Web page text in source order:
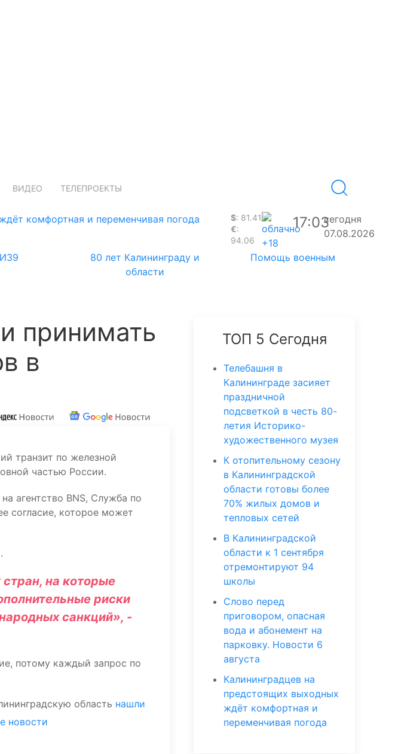
ВИДЕО ТЕЛЕПРОЕКТЫ
комфортная и переменчивая погода $: 81.41
€:
94.06
+18
17:03сегодня
07.08.2026
80 лет Калининграду и
области
Помощь военным
принимать
в
транзит по железной
частью России.
агентство BNS, Служба по
согласие, которое может
на которые
риски
санкций», -
потому каждый запрос по
область нашли
новости
ТОП 5 Сегодня
Телебашня в
Калининграде засияет
праздничной
подсветкой в честь 80-
летия Историко-
художественного музея
К отопительному сезону
в Калининградской
области готовы более
70% жилых домов и
тепловых сетей
В Калининградской
области к 1 сентября
отремонтируют 94
школы
Слово перед
приговором, опасная
вода и абонемент на
парковку. Новости 6
августа
Калининградцев на
предстоящих выходных
ждёт комфортная и
переменчивая погода